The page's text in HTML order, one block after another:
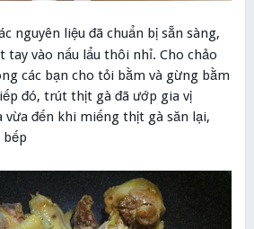
nguyên liệu đã chuẩn bị sẵn sàng,
tay vào nấu lẩu thôi nhỉ. Cho chảo
các bạn cho tỏi bằm và gừng bằm
đó, trút thịt gà đã ướp gia vị
vừa đến khi miếng thịt gà săn lại,